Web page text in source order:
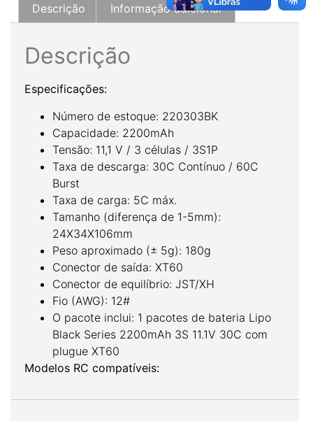
Descrição Informação adicional
Descrição
Especificações:
Número de estoque: 220303BK
Capacidade: 2200mAh
Tensão: 11,1 V / 3 células / 3S1P
Taxa de descarga: 30C Contínuo / 60C
Burst
Taxa de carga: 5C máx.
Tamanho (diferença de 1-5mm):
24X34X106mm
Peso aproximado (± 5g): 180g
Conector de saída: XT60
Conector de equilíbrio: JST/XH
Fio (AWG): 12#
O pacote inclui: 1 pacotes de bateria Lipo
Black Series 2200mAh 3S 11.1V 30C com
plugue XT60
Modelos RC compatíveis: